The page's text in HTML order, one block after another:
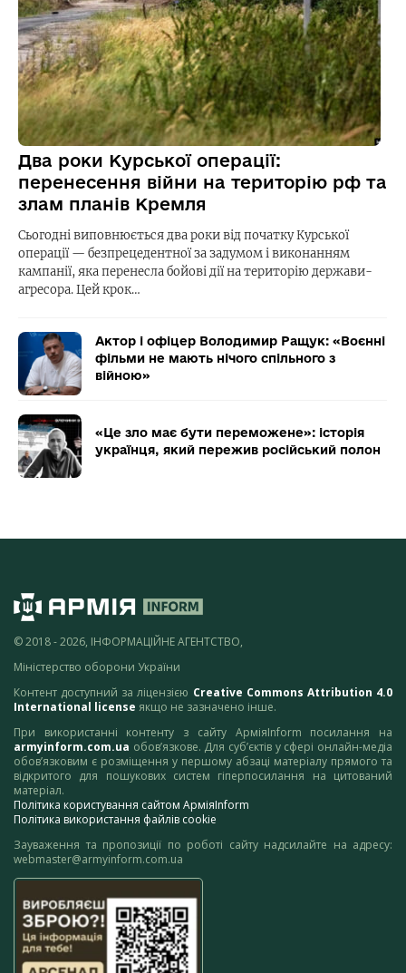
Два роки Курської операції:
перенесення війни на територію рф та
злам планів Кремля
Сьогодні виповнюється два роки від початку Курської
операції — безпрецедентної за задумом і виконанням
кампанії, яка перенесла бойові дії на територію держави-
агресора. Цей крок…
Актор і офіцер Володимир Ращук: «Воєнні
фільми не мають нічого спільного з
війною»
«Це зло має бути переможене»: історія
українця, який пережив російський полон
© 2018 - 2026, ІНФОРМАЦІЙНЕ АГЕНТСТВО,
Міністерство оборони України
Контент доступний за ліцензією Creative Commons Attribution 4.0
International license якщо не зазначено інше.
При використанні контенту з сайту АрміяInform посилання на
armyinform.com.ua обов’язкове. Для суб’єктів у сфері онлайн-медіа
обов’язковим є розміщення у першому абзаці матеріалу прямого та
відкритого для пошукових систем гіперпосилання на цитований
матеріал.
Політика користування сайтом АрміяInform
Політика використання файлів cookie
Зауваження та пропозиції по роботі сайту надсилайте на адресу:
webmaster@armyinform.com.ua